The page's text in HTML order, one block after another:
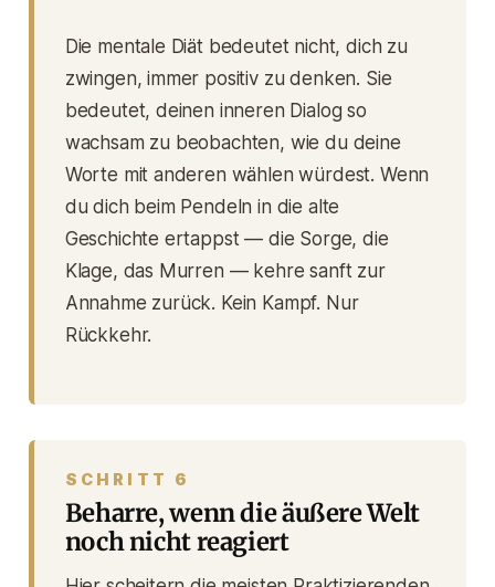
Die mentale Diät bedeutet nicht, dich zu
zwingen, immer positiv zu denken. Sie
bedeutet, deinen inneren Dialog so
wachsam zu beobachten, wie du deine
Worte mit anderen wählen würdest. Wenn
du dich beim Pendeln in die alte
Geschichte ertappst — die Sorge, die
Klage, das Murren — kehre sanft zur
Annahme zurück. Kein Kampf. Nur
Rückkehr.
SCHRITT 6
Beharre, wenn die äußere Welt
noch nicht reagiert